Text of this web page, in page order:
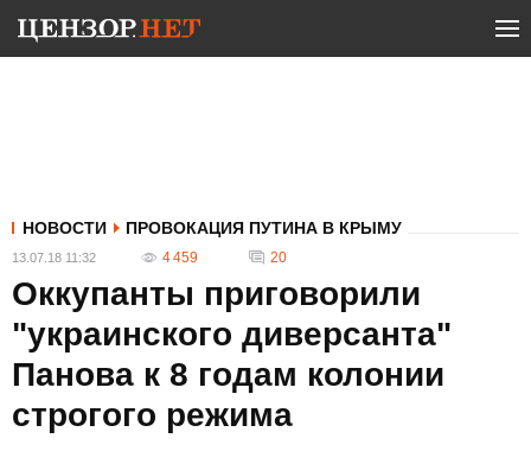
НОВОСТИ ПРОВОКАЦИЯ ПУТИНА В КРЫМУ
13.07.18 11:32 4 459 20
Оккупанты приговорили
"украинского диверсанта"
Панова к 8 годам колонии
строгого режима